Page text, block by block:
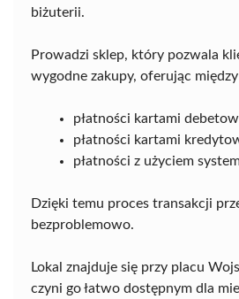
biżuterii.
Prowadzi sklep, który pozwala
wygodne zakupy, oferując
płatności kartami
płatności kartami
płatności z użyciem
Dzięki temu proces transakcji
bezproblemowo.
Lokal znajduje się przy placu
czyni go łatwo dostępnym dla